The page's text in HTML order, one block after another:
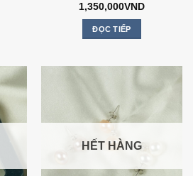
1,350,000VND
ĐỌC TIẾP
HẾT HÀNG